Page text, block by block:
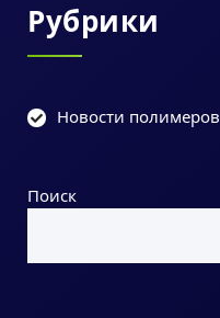
Рубрики
Новости полимеров
Поиск